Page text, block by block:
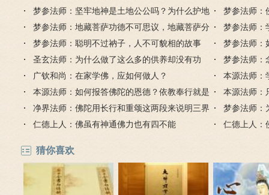
梦参法师：坚牢地神是土地公公吗？为什么护地
藏菩萨？
梦参法师：
持？
梦参法师：地藏菩萨功德不可思议，地藏菩萨分
身去了哪里？
梦参法师：
有什么好处
梦参法师：聪明不过衲子，人不可貌相的故事
梦参法师：
下至心
圣玄法师：为什么做了这么多的供养却没有功
德？
梦参法师：
广钦和尚：在家学佛，应如何做人？
本源法师：
吗？
本源法师：如何报答佛陀的恩德？依教奉行就是
对佛最好的报恩
本源法师：
净界法师：佛陀用长行和重颂这两段来说明三界
火宅
梦参法师：
仁德上人：佛虽有神通佛力也有四不能
仁德上人：
猜你喜欢